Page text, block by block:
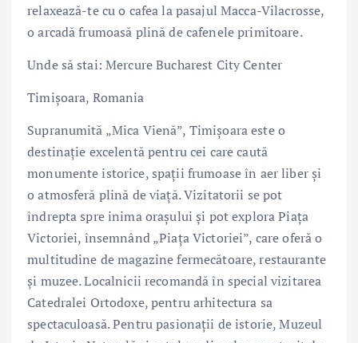
relaxează-te cu o cafea la pasajul Macca-Vilacrosse,
o arcadă frumoasă plină de cafenele primitoare.
Unde să stai: Mercure Bucharest City Center
Timișoara, Romania
Supranumită „Mica Vienă”, Timișoara este o
destinație excelentă pentru cei care caută
monumente istorice, spații frumoase în aer liber și
o atmosferă plină de viață. Vizitatorii se pot
îndrepta spre inima orașului și pot explora Piața
Victoriei, însemnând „Piața Victoriei”, care oferă o
multitudine de magazine fermecătoare, restaurante
și muzee. Localnicii recomandă în special vizitarea
Catedralei Ortodoxe, pentru arhitectura sa
spectaculoasă. Pentru pasionații de istorie, Muzeul